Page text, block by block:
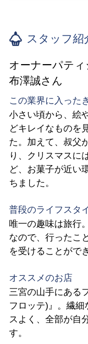
スタッフ紹
オーナーパティ
布澤誠さん
この業界に入った
小さい頃から、絵
どキレイなものを
た。加えて、叔父
り、クリスマスに
ど、お菓子が近い
ちました。
普段のライフスタ
唯一の趣味は旅行
なので、行ったこ
を受けることがで
オススメのお店
三宮の山手にある
フロッテ)』。繊
スよく、全部が自
す。